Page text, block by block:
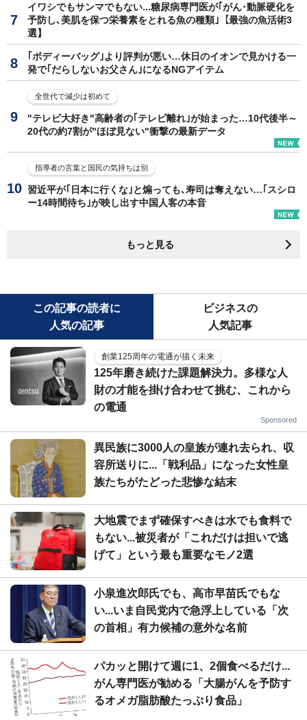
イワシでもサンマでもない...糖尿病専門医が｢がん･動脈硬化を
予防し､美肌を保つ栄養素をとれる魚の種類｣【最強の魚活術3
選】
｢ボディーバッグ｣より評判が悪い…休日のイオンで見かける一
発で｢だらしないお父さん｣になるNGアイテム
全世代で減少は初めて
"テレビ大好き"高齢者の｢テレビ離れ｣が始まった…10代後半～
20代の約7割が"ほぼ見ない"衝撃の最新データ
指導者の言葉と国民の気持ちは別
習近平が｢日本に行くな｣と煽っても､寿司は奪えない…｢スシロ
ー14時間待ち｣が映し出す中国人客の本音
もっと見る
この記事の読者に
人気の記事
ビジネスの
人気記事
創業125周年の電通が描く未来
125年磨き続けた課題解決力。多様な人
財の才能を掛け合わせて挑む、これから
の電通
Sponsored
異民族に3000人の皇族が連れ去られ、収
容所送りに...「戦利品」になった女性皇
族たちがたどった悲惨な結末
大地震でまず確保すべきは水でも食料で
もない...被災者が「これだけは担いで逃
げて」という最も重要なモノ2選
小泉進次郎氏でも、高市早苗氏でもな
い...いま自民党内で急浮上している「次
の首相」有力候補の意外な名前
パカッと開けて週に1、2個食べるだけ...
がん専門医が勧める「大腸がんを予防す
るオメガ脂肪酸たっぷり食品」